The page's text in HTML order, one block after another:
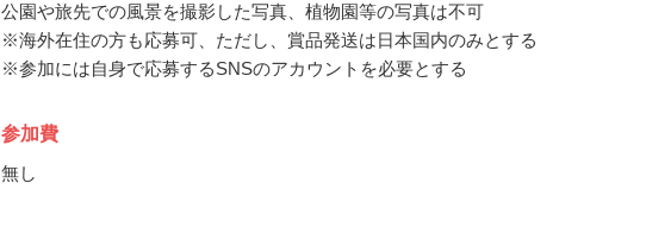
公園や旅先での風景を撮影した写真、植物園等の写真は不可
※海外在住の方も応募可、ただし、賞品発送は日本国内のみとする
※参加には自身で応募するSNSのアカウントを必要とする
参加費
無し